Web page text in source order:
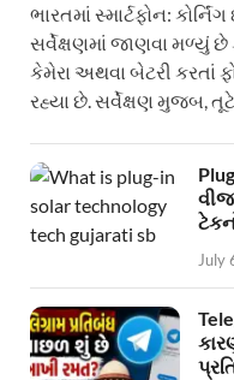
ભારતમાં સ્માર્ટફોન: કોર્નિંગ
સર્વેક્ષણમાં જાણવા મળ્યું છે
કેમેરા અથવા બેટરી કરતાં
રહ્યા છે. સર્વેક્ષણ મુજબ,
July